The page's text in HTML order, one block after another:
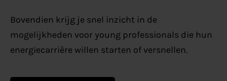
Bovendien krijg je snel inzicht in de
mogelijkheden voor young professionals die hun
energiecarrière willen starten of versnellen.